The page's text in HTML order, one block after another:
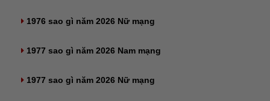
1976 sao gì năm 2026 Nữ mạng
1977 sao gì năm 2026 Nam mạng
1977 sao gì năm 2026 Nữ mạng